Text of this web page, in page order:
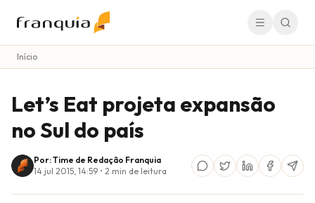
Início
Let’s Eat projeta expansão
no Sul do país
Por: Time de Redação Franquia
14 jul 2015, 14:59 • 2 min de leitura